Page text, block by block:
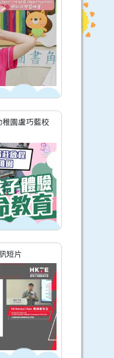
稚園盧巧藍校
短片